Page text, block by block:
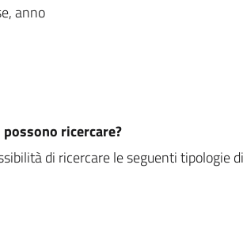
anno
ricercare?
di ricercare le seguenti tipologie